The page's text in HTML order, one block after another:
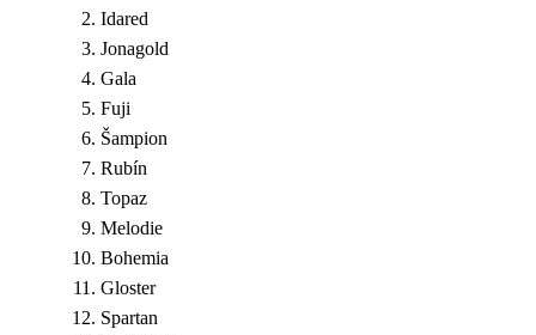
Idared
Jonagold
Gala
Fuji
Šampion
Rubín
Topaz
Melodie
Bohemia
Gloster
Spartan